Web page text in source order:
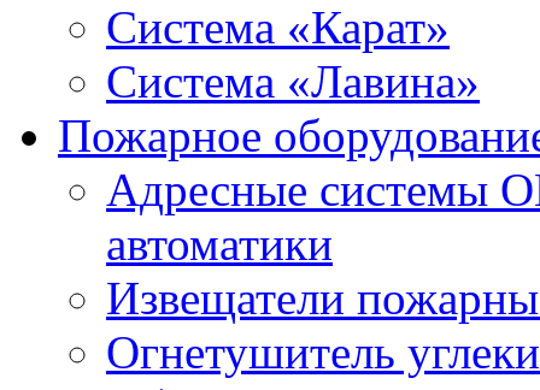
Система «Карат»
Система «Лавина»
Пожарное
Адресные системы
автоматики
Извещатели
Огнетушитель